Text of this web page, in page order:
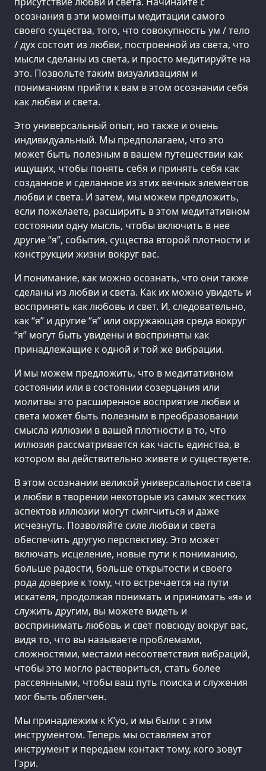
осознания в эти моменты медитации самого
своего существа, того, что совокупность ум / тело
/ дух состоит из любви, построенной из света, что
мысли сделаны из света, и просто медитируйте на
это. Позвольте таким визуализациям и
пониманиям прийти к вам в этом осознании себя
как любви и света.
Это универсальный опыт, но также и очень
индивидуальный. Мы предполагаем, что это
может быть полезным в вашем путешествии как
ищущих, чтобы понять себя и принять себя как
созданное и сделанное из этих вечных элементов
любви и света. И затем, мы можем предложить,
если пожелаете, расширить в этом медитативном
состоянии одну мысль, чтобы включить в нее
другие “я”, события, существа второй плотности и
конструкции жизни вокруг вас.
И понимание, как можно осознать, что они также
сделаны из любви и света. Как их можно увидеть и
воспринять как любовь и свет. И, следовательно,
как “я” и другие “я” или окружающая среда вокруг
“я” могут быть увидены и восприняты как
принадлежащие к одной и той же вибрации.
И мы можем предложить, что в медитативном
состоянии или в состоянии созерцания или
молитвы это расширенное восприятие любви и
света может быть полезным в преобразовании
смысла иллюзии в вашей плотности в то, что
иллюзия рассматривается как часть единства, в
котором вы действительно живете и существуете.
В этом осознании великой универсальности света
и любви в творении некоторые из самых жестких
аспектов иллюзии могут смягчиться и даже
исчезнуть. Позволяйте силе любви и света
обеспечить другую перспективу. Это может
включать исцеление, новые пути к пониманию,
больше радости, больше открытости и своего
рода доверие к тому, что встречается на пути
искателя, продолжая понимать и принимать «я» и
служить другим, вы можете видеть и
воспринимать любовь и свет повсюду вокруг вас,
видя то, что вы называете проблемами,
сложностями, местами несоответствия вибраций,
чтобы это могло раствориться, стать более
рассеянными, чтобы ваш путь поиска и служения
мог быть облегчен.
Мы принадлежим к K’уо, и мы были с этим
инструментом. Теперь мы оставляем этот
инструмент и передаем контакт тому, кого зовут
Гэри.